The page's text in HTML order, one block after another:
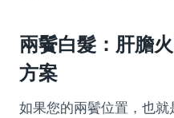
兩鬢白髮：肝膽
方案
如果您的兩鬢位置，也